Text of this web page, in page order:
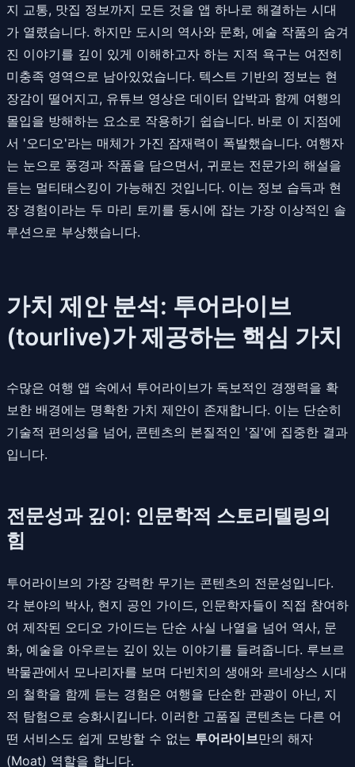
지 교통, 맛집 정보까지 모든 것을 앱 하나로 해결하는 시대
가 열렸습니다. 하지만 도시의 역사와 문화, 예술 작품의 숨겨
진 이야기를 깊이 있게 이해하고자 하는 지적 욕구는 여전히
미충족 영역으로 남아있었습니다. 텍스트 기반의 정보는 현
장감이 떨어지고, 유튜브 영상은 데이터 압박과 함께 여행의
몰입을 방해하는 요소로 작용하기 쉽습니다. 바로 이 지점에
서 '오디오'라는 매체가 가진 잠재력이 폭발했습니다. 여행자
는 눈으로 풍경과 작품을 담으면서, 귀로는 전문가의 해설을
듣는 멀티태스킹이 가능해진 것입니다. 이는 정보 습득과 현
장 경험이라는 두 마리 토끼를 동시에 잡는 가장 이상적인 솔
루션으로 부상했습니다.
가치 제안 분석: 투어라이브
(tourlive)가 제공하는 핵심 가치
수많은 여행 앱 속에서 투어라이브가 독보적인 경쟁력을 확
보한 배경에는 명확한 가치 제안이 존재합니다. 이는 단순히
기술적 편의성을 넘어, 콘텐츠의 본질적인 '질'에 집중한 결과
입니다.
전문성과 깊이: 인문학적 스토리텔링의
힘
투어라이브의 가장 강력한 무기는 콘텐츠의 전문성입니다.
각 분야의 박사, 현지 공인 가이드, 인문학자들이 직접 참여하
여 제작된 오디오 가이드는 단순 사실 나열을 넘어 역사, 문
화, 예술을 아우르는 깊이 있는 이야기를 들려줍니다. 루브르
박물관에서 모나리자를 보며 다빈치의 생애와 르네상스 시대
의 철학을 함께 듣는 경험은 여행을 단순한 관광이 아닌, 지
적 탐험으로 승화시킵니다. 이러한 고품질 콘텐츠는 다른 어
떤 서비스도 쉽게 모방할 수 없는 투어라이브만의 해자
(Moat) 역할을 합니다.